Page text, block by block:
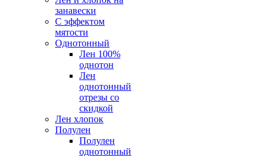
занавески
С эффектом
мятости
Однотонный
Лен 100%
однотон
Лен
однотонный
отрезы со
скидкой
Лен хлопок
Полулен
Полулен
однотонный